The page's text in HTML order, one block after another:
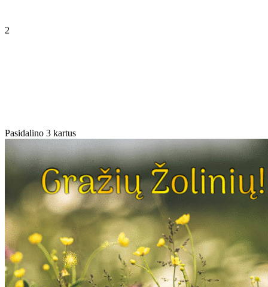
2
Pasidalino 3 kartus